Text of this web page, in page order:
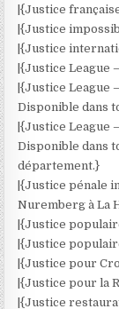
|{Justice
|{Justice
|{Justice
|{Justice League
|{Justice League
Disponible dans
|{Justice League
Disponible dans
département.}
|{Justice pénale
Nuremberg à La
|{Justice
|{Justice
|{Justice pour
|{Justice pour la
|{Justice